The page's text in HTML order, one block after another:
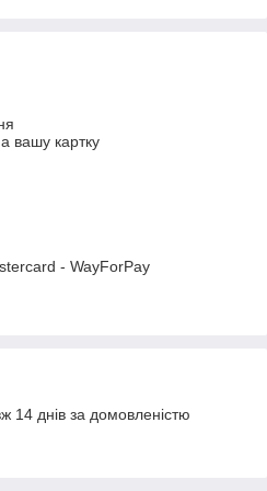
вашу картку
- WayForPay
14 днів за домовленістю